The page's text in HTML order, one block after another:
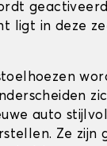
ligt in deze
auto
Ze zijn